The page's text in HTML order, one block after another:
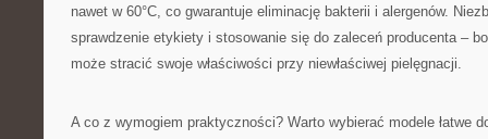
nawet w 60°C, co gwarantuje eliminację bakterii i alergenów.
sprawdzenie etykiety i stosowanie się do zaleceń producenta –
może stracić swoje właściwości przy niewłaściwej pielęgnacji.
A co z wymogiem praktyczności? Warto wybierać modele łatwe